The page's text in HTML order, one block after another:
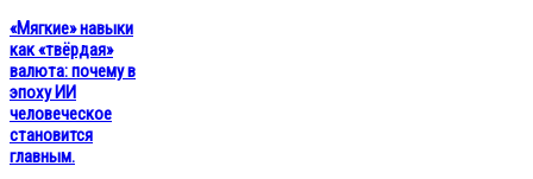
«Мягкие» навыки
как «твёрдая»
валюта: почему в
эпоху ИИ
человеческое
становится
главным.